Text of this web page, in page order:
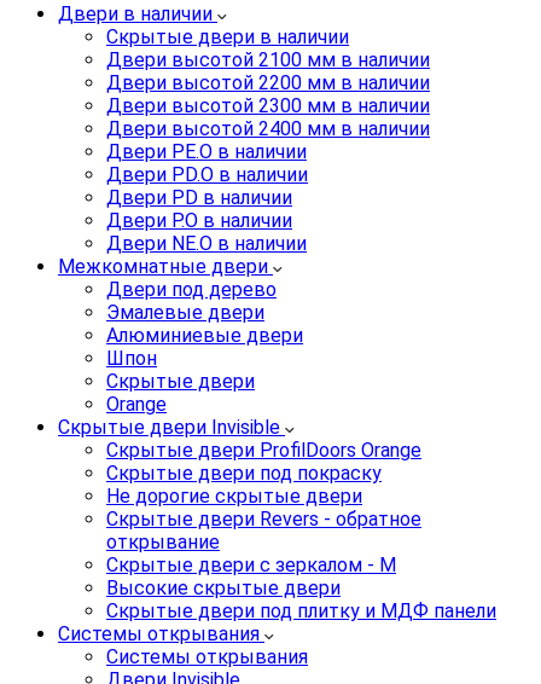
Двери в наличии
Скрытые двери в наличии
Двери высотой 2100 мм в наличии
Двери высотой 2200 мм в наличии
Двери высотой 2300 мм в наличии
Двери высотой 2400 мм в наличии
Двери PE.O в наличии
Двери PD.O в наличии
Двери PD в наличии
Двери P.O в наличии
Двери NE.O в наличии
Межкомнатные двери
Двери под дерево
Эмалевые двери
Алюминиевые двери
Шпон
Скрытые двери
Orange
Скрытые двери Invisible
Скрытые двери ProfilDoors Orange
Скрытые двери под покраску
Не дорогие скрытые двери
Скрытые двери Revers - обратное
открывание
Скрытые двери с зеркалом - M
Высокие скрытые двери
Скрытые двери под плитку и МДФ панели
Системы открывания
Системы открывания
Двери Invisible